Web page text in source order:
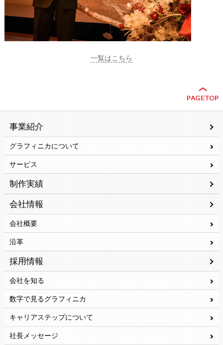
一覧はこちら
事業紹介
グラフィニカについて
サービス
制作実績
会社情報
会社概要
沿革
採用情報
会社を知る
数字で見るグラフィニカ
キャリアステップについて
社長メッセージ